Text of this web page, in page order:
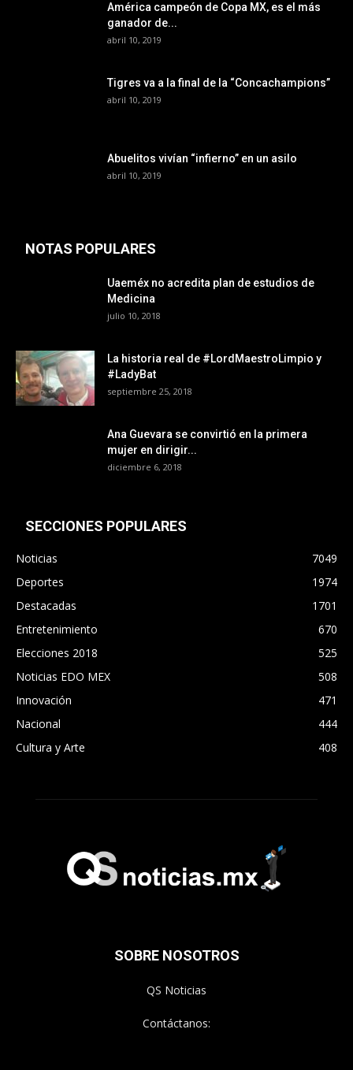
América campeón de Copa MX, es el más
ganador de...
abril 10, 2019
Tigres va a la final de la “Concachampions”
abril 10, 2019
Abuelitos vivían “infierno” en un asilo
abril 10, 2019
NOTAS POPULARES
Uaeméx no acredita plan de estudios de
Medicina
julio 10, 2018
La historia real de #LordMaestroLimpio y
#LadyBat
septiembre 25, 2018
Ana Guevara se convirtió en la primera
mujer en dirigir...
diciembre 6, 2018
SECCIONES POPULARES
Noticias
7049
Deportes
1974
Destacadas
1701
Entretenimiento
670
Elecciones 2018
525
Noticias EDO MEX
508
Innovación
471
Nacional
444
Cultura y Arte
408
SOBRE NOSOTROS
QS Noticias
Contáctanos: